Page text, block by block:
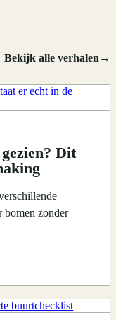
Bekijk alle verhalen→
Dit
bomen zonder